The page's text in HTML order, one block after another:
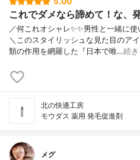
これでダメなら諦めて！な、
／何これオシャレ✨✨男性と一緒に
＼このスタイリッシュな見た目のア
類の作用を網羅した『日本で唯…続
北の快適工房
モウダス 薬用 発毛促進剤
メグ